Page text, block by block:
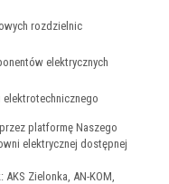
rozdzielnic
elektrycznych
platformę Naszego
elektrycznej dostępnej
Zielonka, AN-KOM,